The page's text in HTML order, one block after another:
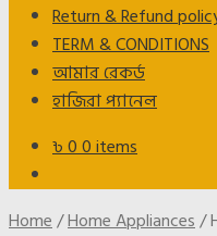
Return & Refund
TERM & CONDITIONS
আমার রেকর্ড
হাজিরা প্যানেল
৳00 items
Home/Home Appliances/